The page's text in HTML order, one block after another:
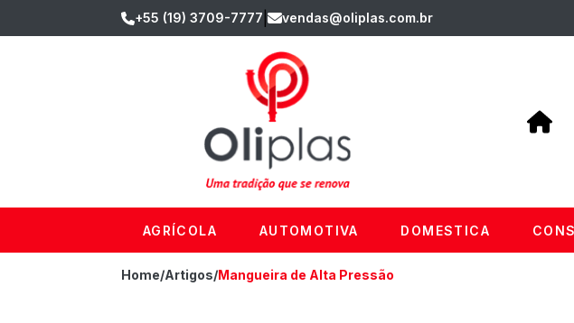
+55 (19) 3709-7777 | vendas@oliplas.com.br
AGRÍCOLA AUTOMOTIVA DOMESTICA
Home/Artigos/Mangueira de Alta Pressão